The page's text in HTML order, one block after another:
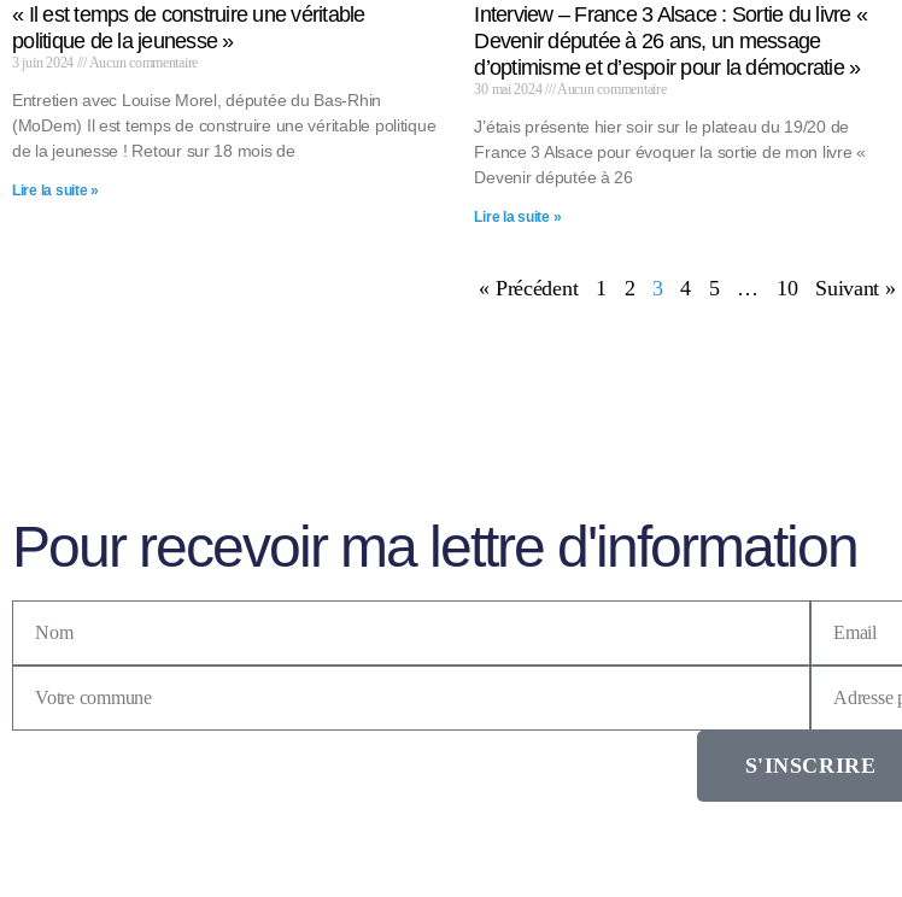
« Il est temps de construire une véritable
politique de la jeunesse »
3 juin 2024 Aucun commentaire
Entretien avec Louise Morel, députée du Bas-Rhin
(MoDem) Il est temps de construire une véritable politique
de la jeunesse ! Retour sur 18 mois de
Lire la suite »
Interview – France 3 Alsace : Sortie du livre «
Devenir députée à 26 ans, un message
d’optimisme et d’espoir pour la démocratie »
30 mai 2024 Aucun commentaire
J’étais présente hier soir sur le plateau du 19/20 de
France 3 Alsace pour évoquer la sortie de mon livre «
Devenir députée à 26
Lire la suite »
« Précédent 1 2 3 4 5 … 10 Suivant »
Pour recevoir ma lettre d'information
S'INSCRIRE